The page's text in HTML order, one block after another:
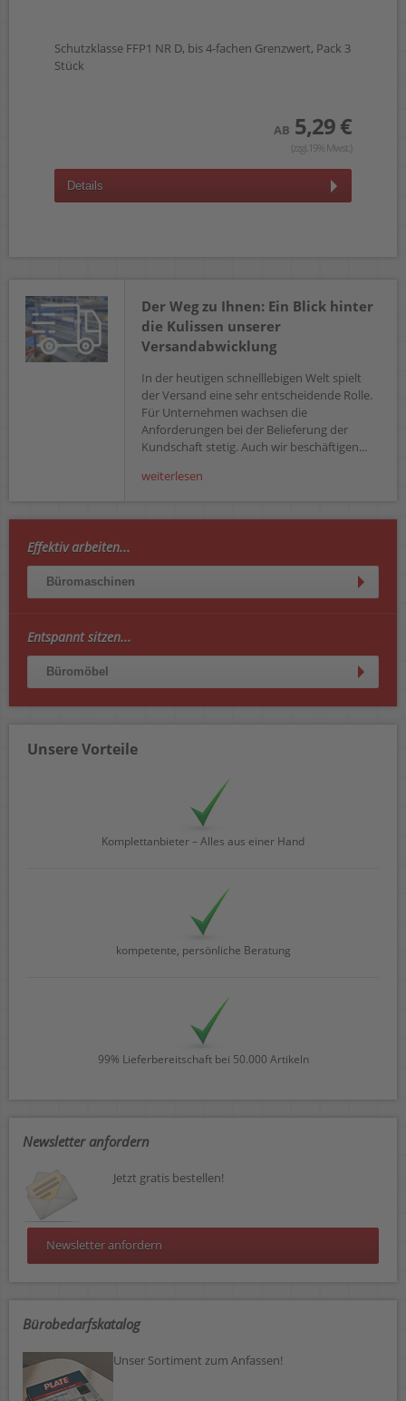
Schutzklasse FFP1 NR D, bis 4-fachen Grenzwert, Pack 3
Stück
AB 5,29 €
(zzgl.19% Mwst.)
Details
Der Weg zu Ihnen: Ein Blick hinter
die Kulissen unserer
Versandabwicklung
In der heutigen schnelllebigen Welt spielt
der Versand eine sehr entscheidende Rolle.
Für Unternehmen wachsen die
Anforderungen bei der Belieferung der
Kundschaft stetig. Auch wir beschäftigen...
weiterlesen
Effektiv arbeiten...
Büromaschinen
Entspannt sitzen...
Büromöbel
Unsere Vorteile
Komplettanbieter – Alles aus einer Hand
kompetente, persönliche Beratung
99% Lieferbereitschaft bei 50.000 Artikeln
Newsletter anfordern
Jetzt gratis bestellen!
Newsletter anfordern
Bürobedarfskatalog
Unser Sortiment zum Anfassen!